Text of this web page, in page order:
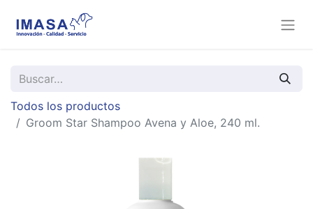
Todos los productos
Groom Star Shampoo Avena y Aloe, 240 ml.